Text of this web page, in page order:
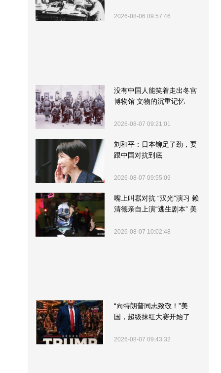
2026-08-06 09:57:46
没有中国人能笑着走出冬宫
博物馆 文物的沉重记忆
2026-08-07 09:21:01
刘和平：日本铆足了劲，要
跟中国对抗到底
2026-08-07 09:55:09
嘴上叫嚣对抗 “汉光”演习 赖
清德亲自上演“逃生剧本” 美
2026-08-07 10:02:48
“向特朗普同志致敬！”美
国，超级抹红大赛开始了
2026-08-07 09:43:32